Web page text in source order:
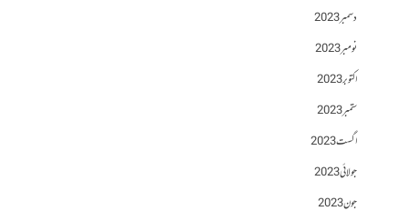
دسمبر 2023
نومبر 2023
اکتوبر 2023
ستمبر 2023
اگست 2023
جولائی 2023
جون 2023